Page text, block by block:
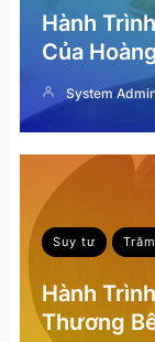
Hành
Của
System
Suy tư
Hành
Thương